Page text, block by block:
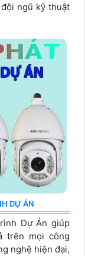
ngũ kỹ thuật
DỰ ÁN
Dự Án giúp
trên mọi công
nghệ hiện đại,